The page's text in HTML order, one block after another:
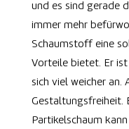
und es sind gerade
immer mehr
Schaumstoff eine
Vorteile bietet. Er
sich viel weicher an.
Gestaltungsfreiheit.
Partikelschaum